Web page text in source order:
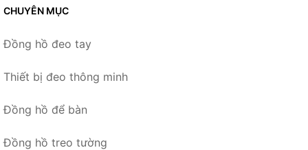
CHUYÊN MỤC
Đồng hồ đeo tay
Thiết bị đeo thông minh
Đồng hồ để bàn
Đồng hồ treo tường